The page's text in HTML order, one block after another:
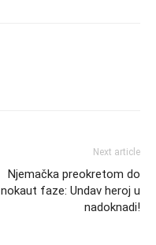
Next article
Njemačka preokretom do
nokaut faze: Undav heroj u
nadoknadi!